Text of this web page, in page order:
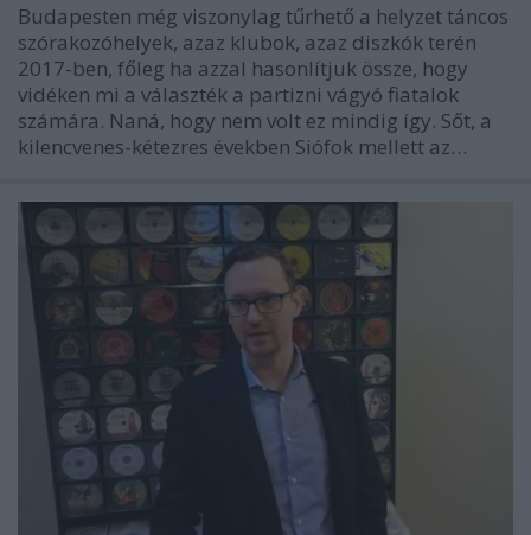
Budapesten még viszonylag tűrhető a helyzet táncos
szórakozóhelyek, azaz klubok, azaz diszkók terén
2017-ben, főleg ha azzal hasonlítjuk össze, hogy
vidéken mi a választék a partizni vágyó fiatalok
számára. Naná, hogy nem volt ez mindig így. Sőt, a
kilencvenes-kétezres években Siófok mellett az…